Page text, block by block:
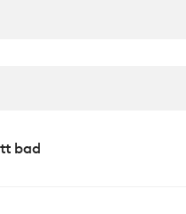
bad